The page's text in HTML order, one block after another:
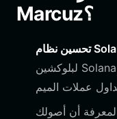
Marcuz؟
لبلوكشين Solana، مما يضمن سرعات معاملات فائقة
أن أصولك